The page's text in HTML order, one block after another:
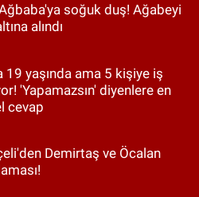
soğuk duş! Ağabeyi
alındı
19 yaşında ama 5 kişiye iş
'Yapamazsın' diyenlere en
cevap
Demirtaş ve Öcalan